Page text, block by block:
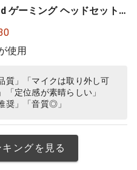
ゲーミング ヘッドセット
サラウンドサウンド 3.5
マイク付き Blue VO!CE搭
windows ブラック 国内正
限定 壁…
使用
質」「マイクは取り外し可
定位感が素晴らしい」
奨」「音質◎」
ングを見る